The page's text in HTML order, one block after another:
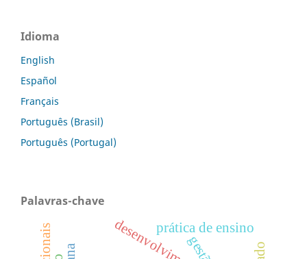
Idioma
English
Español
Français
Português (Brasil)
Português (Portugal)
Palavras-chave
prática de ensino